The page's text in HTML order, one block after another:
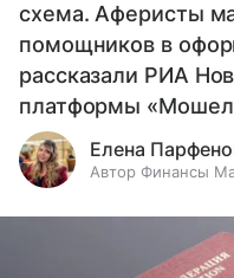
схема. Аферисты
помощников в
рассказали РИА
платформы
Елена
Автор Финансы